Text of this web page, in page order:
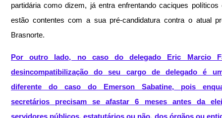
partidária como dizem, já entra enfrentando caciques políticos
estão contentes com a sua pré-candidatura contra o atual
Brasnorte.
Por outro lado, no caso do delegado Eric Marcio
desincompatibilização do seu cargo de delegado é
diferente do caso do Emerson Sabatine, pois
secretários precisam se afastar 6 meses antes da
servidores públicos, estatutários ou não, dos órgãos ou